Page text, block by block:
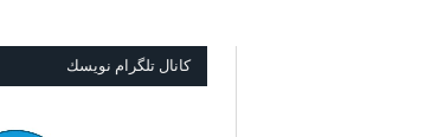
كانال تلگرام نويسك